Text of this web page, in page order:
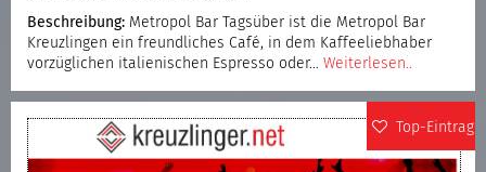
Beschreibung: Metropol Bar Tagsüber ist die Metropol Bar
Kreuzlingen ein freundliches Café, in dem Kaffeeliebhaber
vorzüglichen italienischen Espresso oder… Weiterlesen..
Top-Eintrag